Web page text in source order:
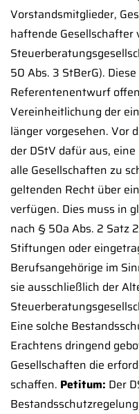
Vorstandsmitglieder,
haftende Gesellschafter
50 Abs. 3 StBerG).
Referentenentwurf
Vereinheitlichung der
länger vorgesehen. Vor
der DStV dafür aus,
alle Gesellschaften zu
geltenden Recht über
verfügen. Dies muss in
nach § 50a Abs. 2 Satz
Stiftungen oder
Berufsangehörige im
sie ausschließlich der
Eine solche
Erachtens dringend
Gesellschaften die
schaffen. Petitum: Der